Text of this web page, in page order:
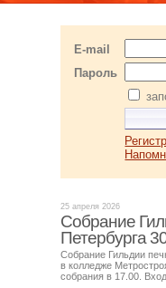
E-mail
Пароль
25 апреля 2026
Собрание
Петербурга
Собрание Гильдии
в колледже
собрания в 17.00.